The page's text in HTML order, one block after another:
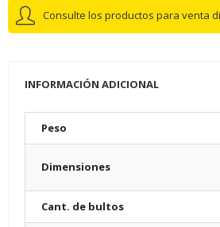
Consulte los productos para venta
INFORMACIÓN ADICIONAL
Peso
Dimensiones
Cant. de bultos